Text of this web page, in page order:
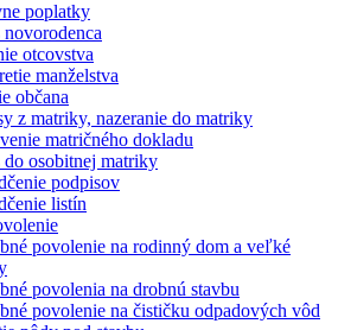
poplatky
novorodenca
otcovstva
manželstva
občana
z matriky, nazeranie do matriky
matričného dokladu
do osobitnej matriky
podpisov
listín
povolenie na rodinný dom a veľké
povolenia na drobnú stavbu
povolenie na čističku odpadových vôd